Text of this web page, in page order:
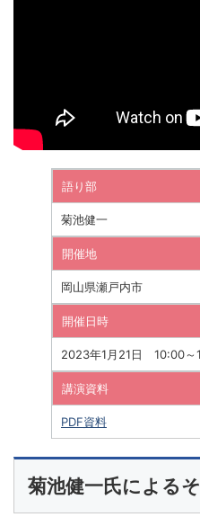
語り部
菊池健一
開催地
岡山県瀬戸内市
開催日時
2023年1月21日 10:00～
講演資料
PDF資料
菊池健一氏による